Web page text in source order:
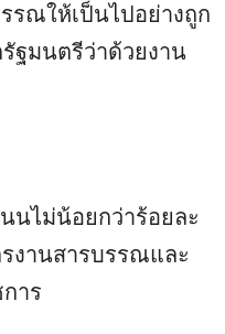
รณให้เป็นไปอย่างถูก
ฐมนตรีว่าด้วยงาน
นไม่น้อยกว่าร้อยละ
งานสารบรรณและ
าร